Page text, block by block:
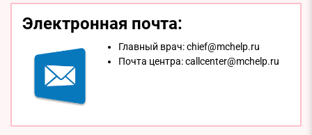
Электронная почта:
Главный врач:chief@mchelp.ru
Почта центра:callcenter@mchelp.ru